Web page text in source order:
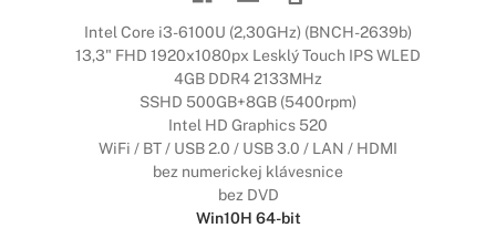
Intel Core i3-6100U (2,30GHz) (BNCH-2639b)
13,3" FHD 1920x1080px Lesklý Touch IPS WLED
4GB DDR4 2133MHz
SSHD 500GB+8GB (5400rpm)
Intel HD Graphics 520
WiFi / BT / USB 2.0 / USB 3.0 / LAN / HDMI
bez numerickej klávesnice
bez DVD
Win10H 64-bit